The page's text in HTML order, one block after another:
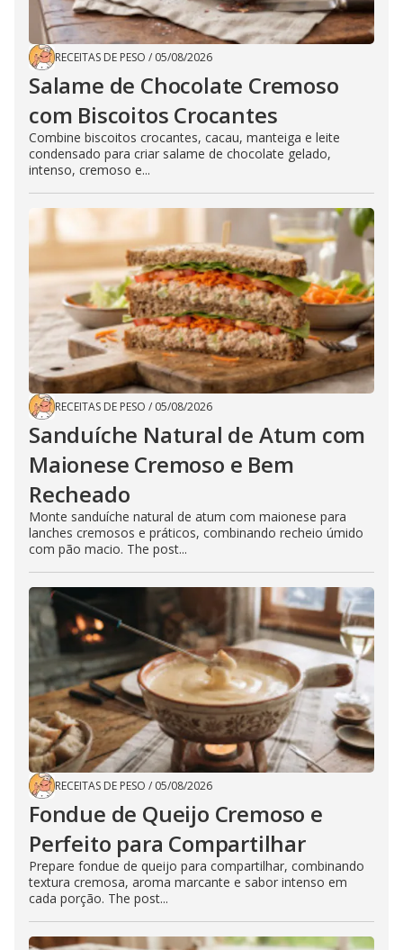
RECEITAS DE PESO / 05/08/2026
Salame de Chocolate Cremoso
com Biscoitos Crocantes
Combine biscoitos crocantes, cacau, manteiga e leite
condensado para criar salame de chocolate gelado,
intenso, cremoso e...
RECEITAS DE PESO / 05/08/2026
Sanduíche Natural de Atum com
Maionese Cremoso e Bem
Recheado
Monte sanduíche natural de atum com maionese para
lanches cremosos e práticos, combinando recheio úmido
com pão macio. The post...
RECEITAS DE PESO / 05/08/2026
Fondue de Queijo Cremoso e
Perfeito para Compartilhar
Prepare fondue de queijo para compartilhar, combinando
textura cremosa, aroma marcante e sabor intenso em
cada porção. The post...